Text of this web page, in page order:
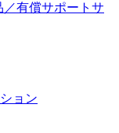
有償サポートサ
ョン